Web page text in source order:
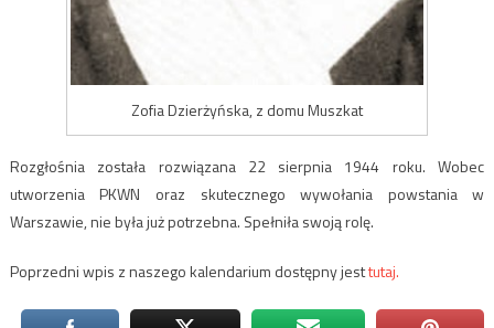
Zofia Dzierżyńska, z domu Muszkat
Rozgłośnia została rozwiązana 22 sierpnia 1944 roku. Wobec
utworzenia PKWN oraz skutecznego wywołania powstania w
Warszawie, nie była już potrzebna. Spełniła swoją rolę.
Poprzedni wpis z naszego kalendarium dostępny jesttutaj.